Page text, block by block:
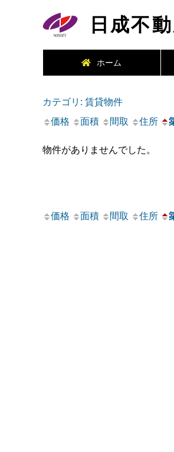
日成不
ホーム
カテゴリ: 賃貸物件
価格 面積 間取 住所
物件がありませんでした。
価格 面積 間取 住所